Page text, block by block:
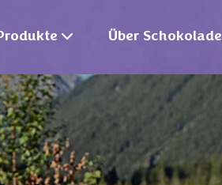
Über Schokolade